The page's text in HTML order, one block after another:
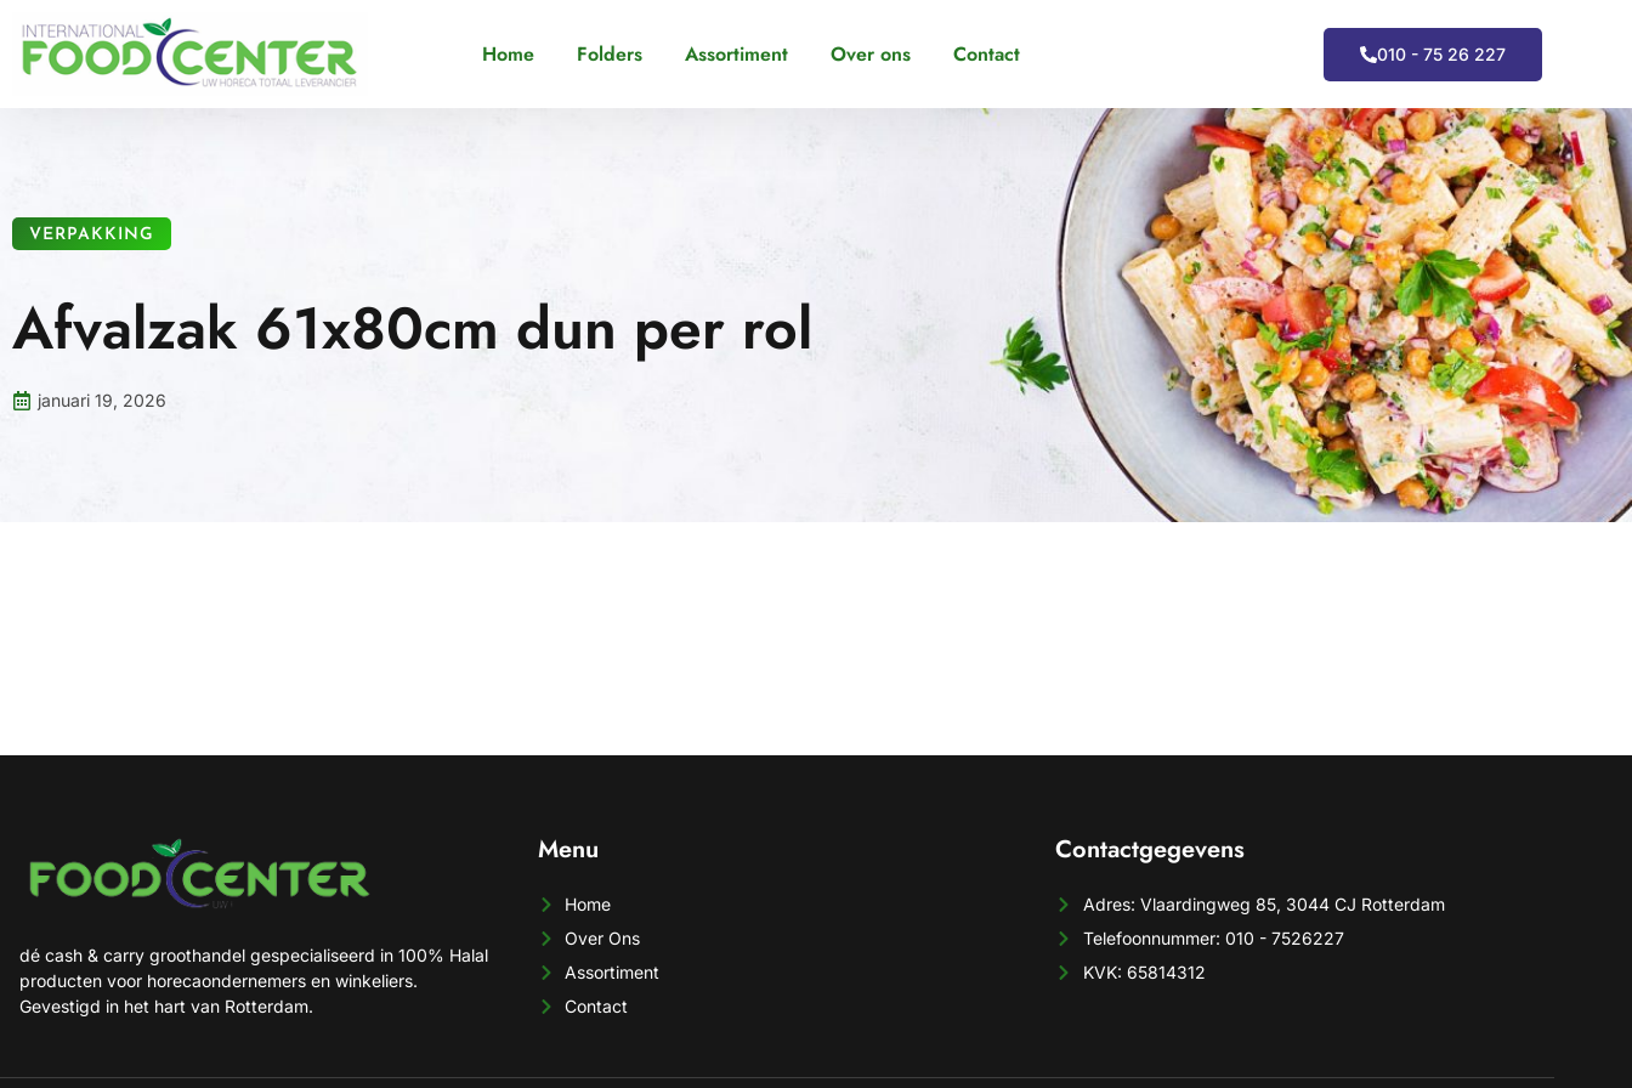
Home Folders Assortiment Over ons Contact 010 - 75 26 227
VERPAKKING
Afvalzak 61x80cm dun per rol
januari 19, 2026
dé cash & carry groothandel gespecialiseerd in 100% Halal
producten voor horecaondernemers en winkeliers.
Gevestigd in het hart van Rotterdam.
Menu
Home
Over Ons
Assortiment
Contact
Contactgegevens
Adres: Vlaardingweg 85, 3044 CJ Rotterdam
Telefoonnummer: 010 - 7526227
KVK: 65814312